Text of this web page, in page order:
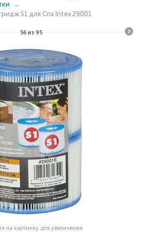
S1 для Спа Intex 29001
56 из 95
на картинку для увеличения